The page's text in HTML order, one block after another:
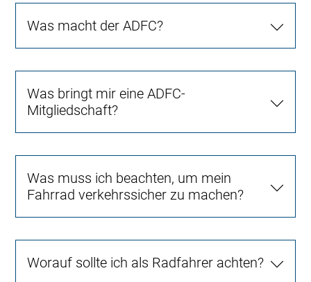
Was macht der ADFC?
Was bringt mir eine ADFC-
Mitgliedschaft?
Was muss ich beachten, um mein
Fahrrad verkehrssicher zu machen?
Worauf sollte ich als Radfahrer achten?